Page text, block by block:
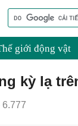
giới động vật
kỳ lạ
6.777